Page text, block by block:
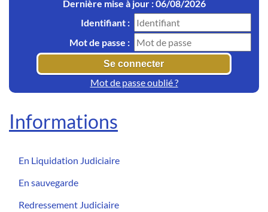
Dernière mise à jour : 06/08/2026
Identifiant :
Mot de passe :
Mot de passe oublié ?
Informations
En Liquidation Judiciaire
En sauvegarde
Redressement Judiciaire